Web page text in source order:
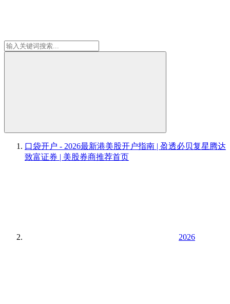
口袋开户 - 2026最新港美股开户指南 | 盈透必贝复星腾达
致富证券 | 美股券商推荐首页
2026